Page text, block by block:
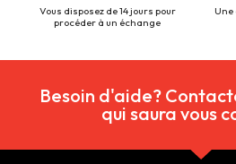
Vous disposez de 14 jours pour
procéder à un échange
Besoin d'aide?
qui saura vous